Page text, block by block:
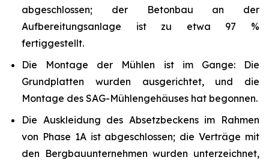
abgeschlossen; der Betonbau an der
Aufbereitungsanlage ist zu etwa 97 %
fertiggestellt.
Die Montage der Mühlen ist im Gange: Die
Grundplatten wurden ausgerichtet, und die
Montage des SAG-Mühlengehäuses hat begonnen.
Die Auskleidung des Absetzbeckens im Rahmen
von Phase 1A ist abgeschlossen; die Verträge mit
den Bergbauunternehmen wurden unterzeichnet,